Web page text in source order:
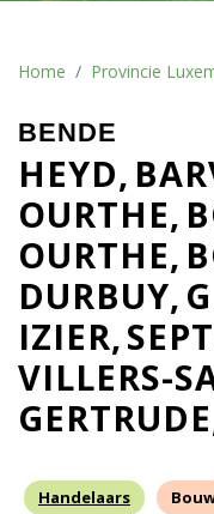
Home Provincie
BENDE
HEYD
OURTHE
OURTHE
DURBUY
IZIER
VILLERS-
GERTRUDE
Handelaars